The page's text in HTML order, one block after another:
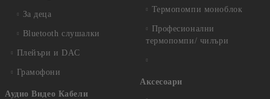
За деца
Bluetooth слушалки
Плейъри и DAC
Грамофони
Аудио Видео Кабели
Термопомпи моноблок
Професионални
термопомпи/ чилъри
Аксесоари